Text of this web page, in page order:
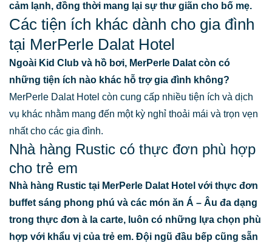
cảm lạnh, đồng thời mang lại sự thư giãn cho bố mẹ.
Các tiện ích khác dành cho gia đình
tại MerPerle Dalat Hotel
Ngoài Kid Club và hồ bơi, MerPerle Dalat còn có
những tiện ích nào khác hỗ trợ gia đình không?
MerPerle Dalat Hotel còn cung cấp nhiều tiện ích và dịch
vụ khác nhằm mang đến một kỳ nghỉ thoải mái và trọn vẹn
nhất cho các gia đình.
Nhà hàng Rustic có thực đơn phù hợp
cho trẻ em
Nhà hàng Rustic tại MerPerle Dalat Hotel với thực đơn
buffet sáng phong phú và các món ăn Á – Âu đa dạng
trong thực đơn à la carte, luôn có những lựa chọn phù
hợp với khẩu vị của trẻ em. Đội ngũ đầu bếp cũng sẵn